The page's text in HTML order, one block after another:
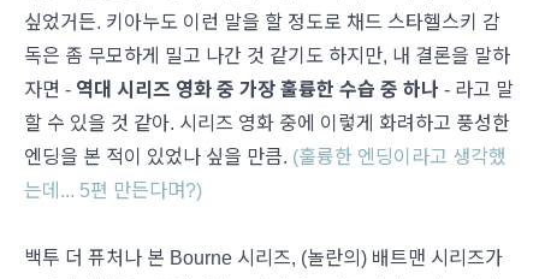
싶었거든. 키아누도 이런 말을 할 정도로 채드 스타헬스키 감
독은 좀 무모하게 밀고 나간 것 같기도 하지만, 내 결론을 말하
자면 - 역대 시리즈 영화 중 가장 훌륭한 수습 중 하나 - 라고 말
할 수 있을 것 같아. 시리즈 영화 중에 이렇게 화려하고 풍성한
엔딩을 본 적이 있었나 싶을 만큼. (훌륭한 엔딩이라고 생각했
는데... 5편 만든다며?)
백투 더 퓨처나 본 Bourne 시리즈, (놀란의) 배트맨 시리즈가